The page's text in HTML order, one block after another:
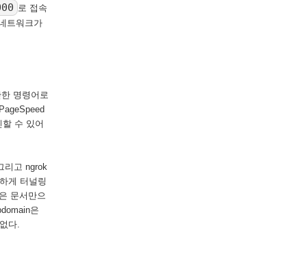
로 접속
트워크가
명령어로
수 있어
리고 ngrok
게 터널링
문서만으
은
다.